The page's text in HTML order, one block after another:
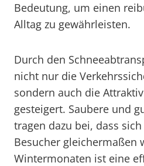
Bedeutung, um einen
Alltag zu gewährleisten.
Durch den
nicht nur die
sondern auch die
gesteigert. Saubere und
tragen dazu bei, dass
Besucher gleichermaßen
Wintermonaten ist eine